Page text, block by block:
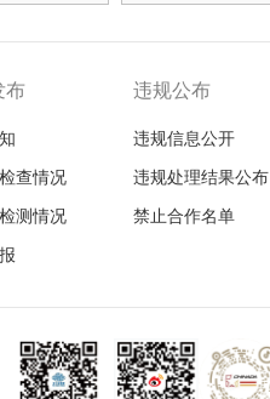
布
查情况
测情况
违规公布
违规信息公开
违规处理结果公布
禁止合作名单